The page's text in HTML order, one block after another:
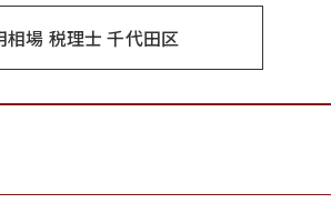
相場 税理士 千代田区